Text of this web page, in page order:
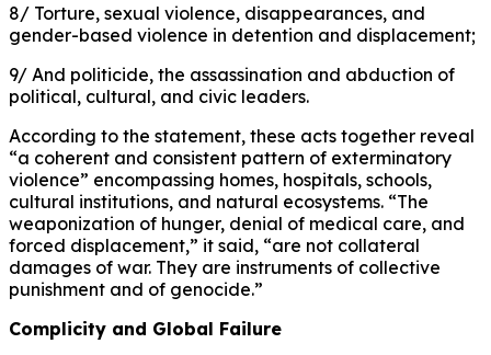
8/ Torture, sexual violence, disappearances, and
gender-based violence in detention and displacement;
9/ And politicide, the assassination and abduction of
political, cultural, and civic leaders.
According to the statement, these acts together reveal
“a coherent and consistent pattern of exterminatory
violence” encompassing homes, hospitals, schools,
cultural institutions, and natural ecosystems. “The
weaponization of hunger, denial of medical care, and
forced displacement,” it said, “are not collateral
damages of war. They are instruments of collective
punishment and of genocide.”
Complicity and Global Failure